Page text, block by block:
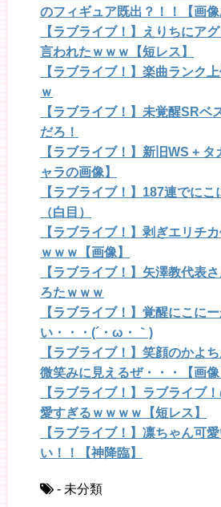
のフィギュア既出？！！【画像
【ラブライブ！】えりちにア
言われたｗｗｗ【短レス】
【ラブライブ！】楽曲ランク
ｗ
【ラブライブ！】未覚醒SRベ
だろ！
【ラブライブ！】新旧WS +
ャラの画像】
【ラブライブ！】187連でに
（白目）
【ラブライブ！】剥ぎエリチ
ｗｗｗ【画像】
【ラブライブ！】矢澤教代表
ろたｗｗｗ
【ラブライブ！】覚醒にこに
い・・・(´・ω・｀)
【ラブライブ！】笑顔のかよ
微笑みに見えるぜ・・・【画像
【ラブライブ！】ラブライブ
愛すぎるｗｗｗｗ【短レス】
【ラブライブ！】凛ちゃん可
い！！【神降臨】
- 未分類